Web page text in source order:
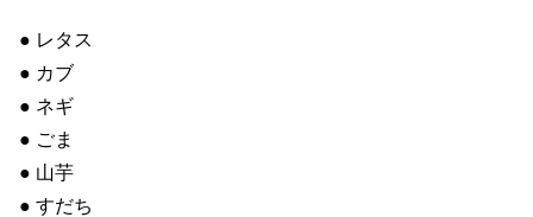
● レタス
● カブ
● ネギ
● ごま
● 山芋
● すだち